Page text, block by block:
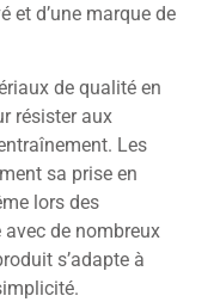
et d’une marque de
de qualité en
résister aux
Les
sa prise en
lors des
de nombreux
s’adapte à